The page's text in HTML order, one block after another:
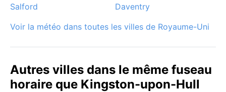
Salford
Daventry
Voir la météo dans toutes les villes de Royaume-Uni
Autres villes dans le même fuseau
horaire que Kingston-upon-Hull